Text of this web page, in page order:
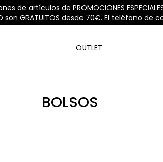
de artículos de PROMOCIONES
son GRATUITOS desde 70€. El teléfono de
OUTLET
BOLSOS